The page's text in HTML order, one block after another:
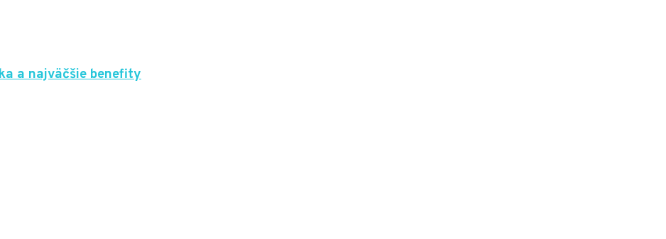
a najväčšie benefity